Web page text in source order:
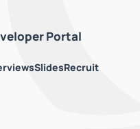
Portal
SlidesRecruit